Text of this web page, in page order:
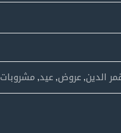
الدين,عروض,عيد,مشروبات